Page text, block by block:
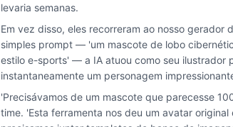
levaria semanas.
Em vez disso, eles recorreram ao nosso gerador
simples prompt — 'um mascote de lobo
estilo e-sports' — a IA atuou como seu ilustrador
instantaneamente um personagem
'Precisávamos de um mascote que parecesse
time. 'Esta ferramenta nos deu um avatar